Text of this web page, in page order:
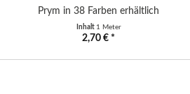
Prym in 38 Farben erhältlich
Inhalt 1 Meter
2,70 € *